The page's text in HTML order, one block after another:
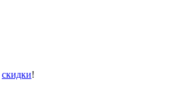
скидки!